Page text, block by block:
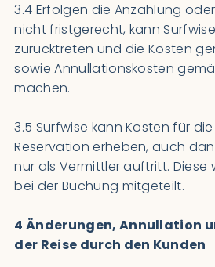
3.4 Erfolgen die Anzahlung
nicht fristgerecht, kann
zurücktreten und die Kosten
sowie Annullationskosten
machen.
3.5 Surfwise kann Kosten für
Reservation erheben, auch
nur als Vermittler auftritt.
bei der Buchung mitgeteilt.
4 Änderungen, Annullation
der Reise durch den Kunden